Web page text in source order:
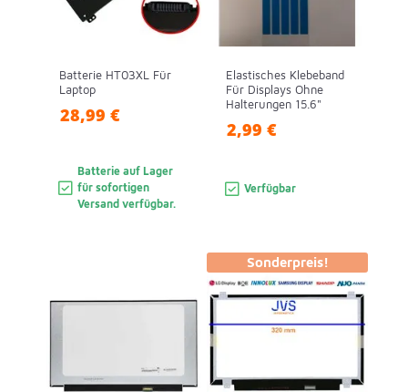
Batterie HT03XL Für
Laptop
28,99 €
Batterie auf Lager
für sofortigen
Versand verfügbar.
Elastisches Klebeband
Für Displays Ohne
Halterungen 15.6"
2,99 €
Verfügbar
Sonderpreis!